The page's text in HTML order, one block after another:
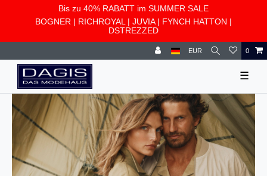
Bis zu 40% RABATT im SUMMER SALE
BOGNER | RICHROYAL | JUVIA| FYNCH HATTON |
DSTREZZED
EUR 0
☰